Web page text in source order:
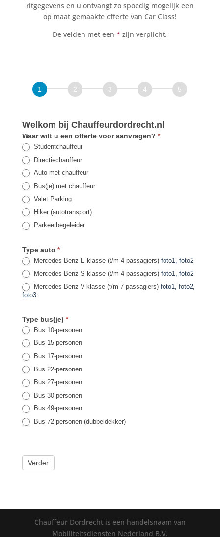
ritgegevens en u ontvangt zo spoedig mogelijk een
op maat gemaakte offerte van Car Class!
De velden met een*zijn verplicht.
Welkom bij Chauffeurdordrecht.nl
Waar wilt u een offerte voor aanvragen? *
Studentchauffeur
Directiechauffeur
Auto met chauffeur
Bus(je) met chauffeur
Valet Parking
Hiker (autotransport)
Parkeerbegeleider
Type auto *
Mercedes Benz E-klasse (t/m 4 passagiers) foto1, foto2
Mercedes Benz S-klasse (t/m 4 passagiers) foto1
, foto2
Mercedes Benz V-klasse (t/m 7 passagiers) foto1, foto2,
foto3
Type bus(je) *
Bus 10-personen
Bus 15-personen
Bus 17-personen
Bus 22-personen
Bus 27-personen
Bus 30-personen
Bus 49-personen
Bus 72-personen (dubbeldekker)
Verder
Chauffeur Dordrecht is een handelsnaam van
Mobiliteitsdiensten Nederland B.V.